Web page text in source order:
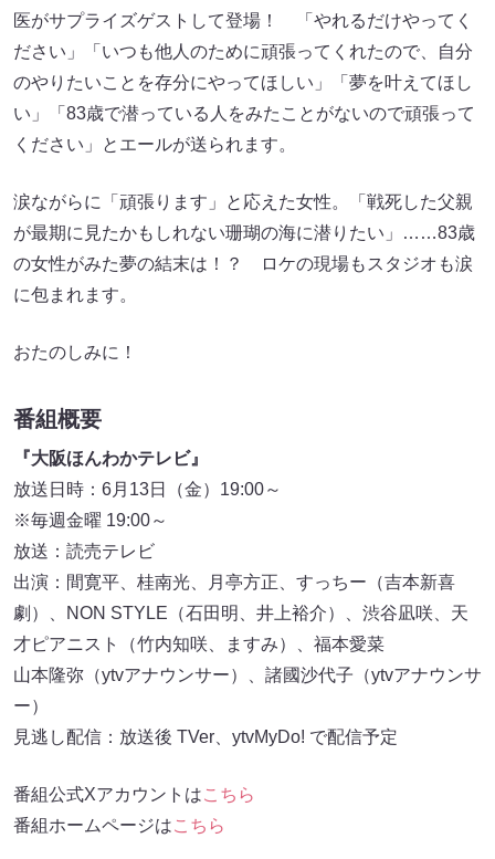
医がサプライズゲストして登場！ 「やれるだけやってく
ださい」「いつも他人のために頑張ってくれたので、自分
のやりたいことを存分にやってほしい」「夢を叶えてほし
い」「83歳で潜っている人をみたことがないので頑張って
ください」とエールが送られます。
涙ながらに「頑張ります」と応えた女性。「戦死した父親
が最期に見たかもしれない珊瑚の海に潜りたい」……83歳
の女性がみた夢の結末は！？ ロケの現場もスタジオも涙
に包まれます。
おたのしみに！
番組概要
『大阪ほんわかテレビ』
放送日時：6月13日（金）19:00～
※毎週金曜 19:00～
放送：読売テレビ
出演：間寛平、桂南光、月亭方正、すっちー（吉本新喜
劇）、NON STYLE（石田明、井上裕介）、渋谷凪咲、天
才ピアニスト（竹内知咲、ますみ）、福本愛菜
山本隆弥（ytvアナウンサー）、諸國沙代子（ytvアナウンサ
ー）
見逃し配信：放送後 TVer、ytvMyDo! で配信予定
番組公式Xアカウントはこちら
番組ホームページはこちら